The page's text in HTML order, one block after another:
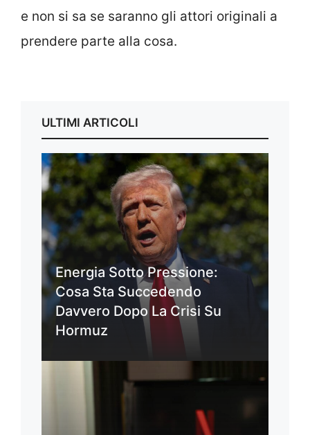
e non si sa se saranno gli attori originali a
prendere parte alla cosa.
ULTIMI ARTICOLI
Energia Sotto Pressione:
Cosa Sta Succedendo
Davvero Dopo La Crisi Su
Hormuz